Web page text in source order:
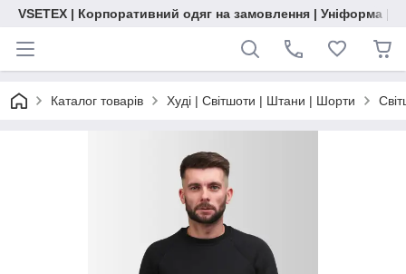
VSETEX | Корпоративний одяг на замовлення | Уніформа |
Каталог товарів Худі | Світшоти | Штани | Шорти